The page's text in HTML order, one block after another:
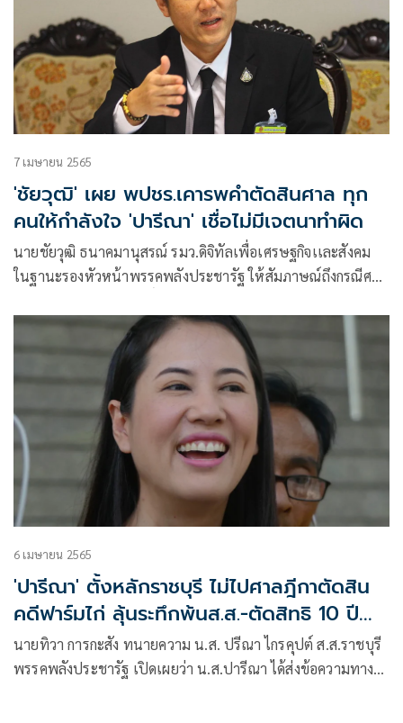
7 เมษายน 2565
'ชัยวุฒิ' เผย พปชร.เคารพคำตัดสินศาล ทุก
คนให้กำลังใจ 'ปารีณา' เชื่อไม่มีเจตนาทำผิด
นายชัยวุฒิ ธนาคมานุสรณ์ รมว.ดิจิทัลเพื่อเศรษฐกิจเเละสังคม
ในฐานะรองหัวหน้าพรรคพลังประชารัฐ ให้สัมภาษณ์ถึงกรณีศาล
ส.ส.ราชบุรี พรรคพลังประชารัฐ ตลอดชีวิตว่า
6 เมษายน 2565
'ปารีณา' ตั้งหลักราชบุรี ไม่ไปศาลฎีกาตัดสิน
คดีฟาร์มไก่ ลุ้นระทึกพ้นส.ส.-ตัดสิทธิ 10 ปี
หรือไม่
นายทิวา การกะสัง ทนายความ น.ส. ปรีณา ไกรคุปต์ ส.ส.ราชบุรี
พรรคพลังประชารัฐ เปิดเผยว่า น.ส.ปารีณา ได้ส่งข้อความทาง